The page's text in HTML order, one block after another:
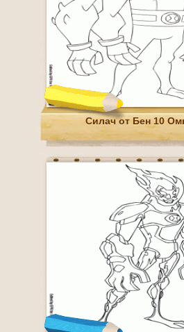
Силач от Бен 10